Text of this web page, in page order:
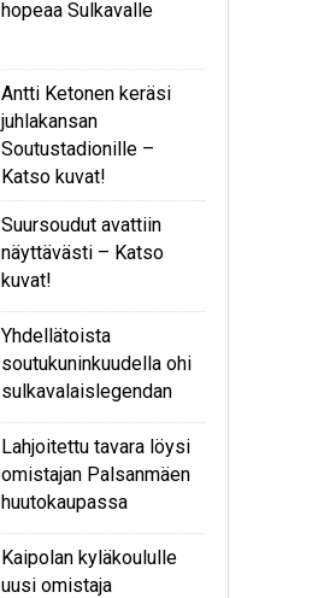
hopeaa Sulkavalle
Antti Ketonen keräsi
juhlakansan
Soutustadionille –
Katso kuvat!
Suursoudut avattiin
näyttävästi – Katso
kuvat!
Yhdellätoista
soutukuninkuudella ohi
sulkavalaislegendan
Lahjoitettu tavara löysi
omistajan Palsanmäen
huutokaupassa
Kaipolan kyläkoululle
uusi omistaja